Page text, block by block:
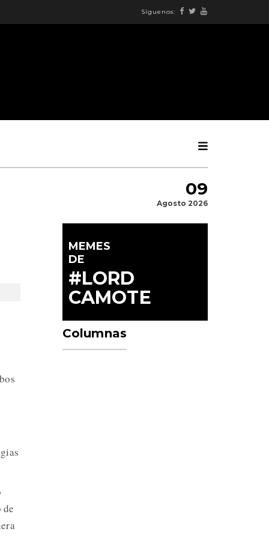
Síguenos:
09
Agosto 2026
MEMES
DE
#LORD
CAMOTE
Columnas